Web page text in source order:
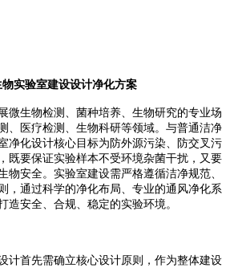
物实验室建设设计净化方案
微生物检测、菌种培养、生物研究的专业场
、医疗检测、生物科研等领域。与普通洁净
净化设计核心目标为防外源污染、防交叉污
既要保证实验样本不受环境杂菌干扰，又要
物安全。实验室建设需严格遵循洁净规范、
，通过科学的净化布局、专业的通风净化系
造安全、合规、稳定的实验环境。
计首先需确立核心设计原则，作为整体建设